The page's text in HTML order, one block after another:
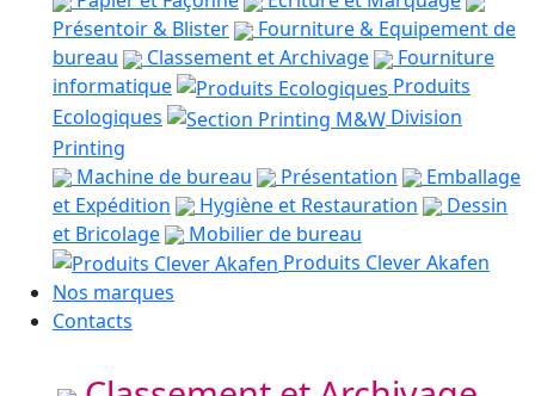
Présentoir & Blister
Fourniture & Equipement de
bureau
Classement et Archivage
Fourniture
informatique
Produits
Ecologiques
Division
Printing
Machine de bureau
Présentation
Emballage
et Expédition
Hygiène et Restauration
Dessin
et Bricolage
Mobilier de bureau
Produits Clever Akafen
Nos marques
Contacts